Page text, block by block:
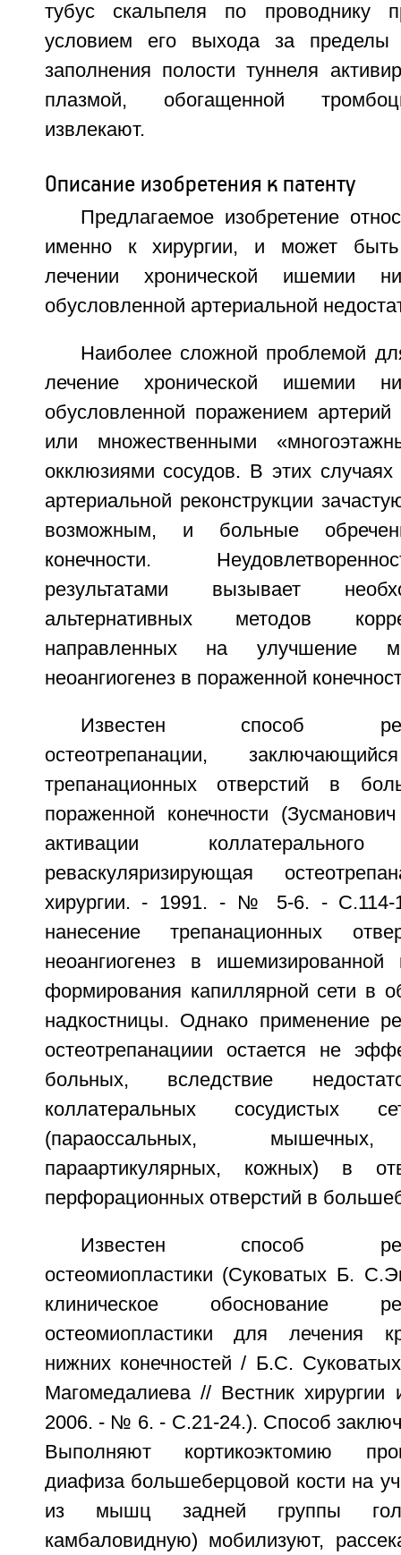
тубус скальпеля по проводнику
условием его выхода за
заполнения полости туннеля
плазмой, обогащенной
извлекают.
Описание изобретения к патенту
Предлагаемое изобретение
именно к хирургии, и может быть
лечении хронической ишемии
обусловленной артериальной
Наиболее сложной проблемой
лечение хронической ишемии
обусловленной поражением артерий
или множественными
окклюзиями сосудов. В этих
артериальной реконструкции
возможным, и больные
конечности.
результатами вызывает
альтернативных методов
направленных на улучшение
неоангиогенез в пораженной
Известен способ
остеотрепанации,
трепанационных отверстий в
пораженной конечности
активации коллатерального
реваскуляризирующая
хирургии. - 1991. - № 5-6. - С.114-
нанесение трепанационных
неоангиогенез в ишемизированной
формирования капиллярной сети в
надкостницы. Однако применение
остеотрепанациии остается не
больных, вследствие
коллатеральных сосудистых
(параоссальных,
параартикулярных, кожных) в
перфорационных отверстий в
Известен способ
остеомиопластики (Суковатых Б.
клиническое обоснование
остеомиопластики для лечения
нижних конечностей / Б.С.
Магомедалиева // Вестник
2006. - № 6. - С.21-24.). Способ
Выполняют кортикоэктомию
диафиза большеберцовой кости на
из мышц задней группы
камбаловидную) мобилизуют,